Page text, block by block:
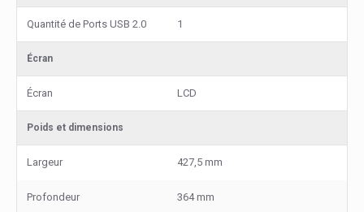
Quantité de Ports USB 2.0 1
Écran
Écran LCD
Poids et dimensions
Largeur 427,5 mm
Profondeur 364 mm